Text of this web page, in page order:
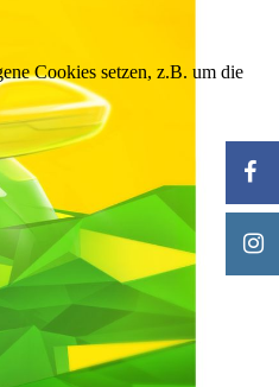
Cookies setzen, z.B. um die